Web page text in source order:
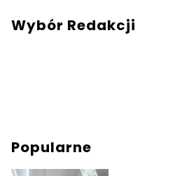
Wybór Redakcji
Popularne